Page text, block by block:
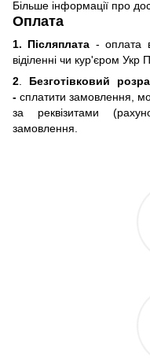
Більше інформації про
Оплата
1. Післяплата - оплата
віділенні чи кур'єром
2
Безготівковий
-сплатити замовлення,
за реквізитами
замовлення.